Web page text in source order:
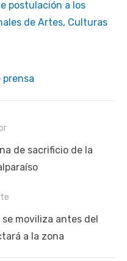
postulación a los
de Artes, Culturas
de sacrificio de la
se moviliza antes del
a la zona